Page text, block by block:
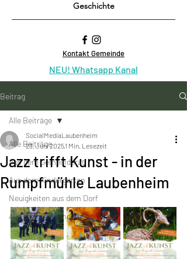
Geschichte
Kontakt Gemeinde
NEU! Whatsapp Kanal
Beitrag
Alle Beiträge
Aus dem Gemeinderat
Aus dem Kindergarten
Neuigkeiten aus dem Dorf
Aus dem Gemeinderat
Alle Beiträge
Jazz trifft Kunst - in der
Rumpfmühle Laubenheim
SocialMediaLaubenheim
23. Juni 20251 Min. Lesezeit